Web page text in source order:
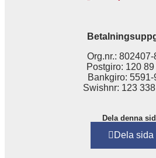
Org.nr.:
Postgiro: 120 89
Bankgiro: 5591-
Swishnr: 123
Dela denna
Dela sida